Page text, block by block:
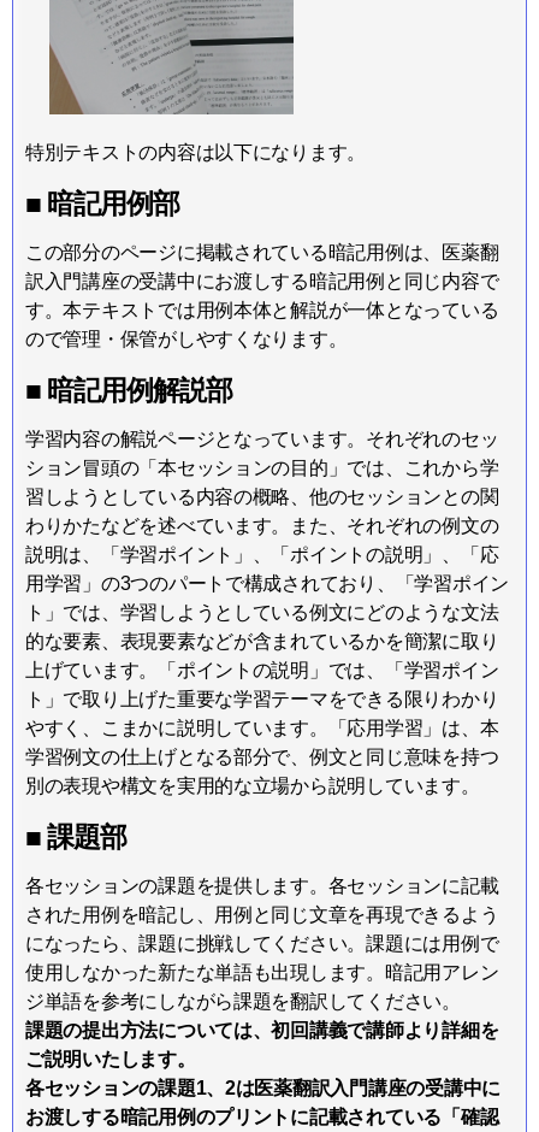
特別テキストの内容は以下になります。
■ 暗記用例部
この部分のページに掲載されている暗記用例は、医薬翻
訳入門講座の受講中にお渡しする暗記用例と同じ内容で
す。本テキストでは用例本体と解説が一体となっている
ので管理・保管がしやすくなります。
■ 暗記用例解説部
学習内容の解説ページとなっています。それぞれのセッ
ション冒頭の「本セッションの目的」では、これから学
習しようとしている内容の概略、他のセッションとの関
わりかたなどを述べています。また、それぞれの例文の
説明は、「学習ポイント」、「ポイントの説明」、「応
用学習」の3つのパートで構成されており、「学習ポイン
ト」では、学習しようとしている例文にどのような文法
的な要素、表現要素などが含まれているかを簡潔に取り
上げています。「ポイントの説明」では、「学習ポイン
ト」で取り上げた重要な学習テーマをできる限りわかり
やすく、こまかに説明しています。「応用学習」は、本
学習例文の仕上げとなる部分で、例文と同じ意味を持つ
別の表現や構文を実用的な立場から説明しています。
■ 課題部
各セッションの課題を提供します。各セッションに記載
された用例を暗記し、用例と同じ文章を再現できるよう
になったら、課題に挑戦してください。課題には用例で
使用しなかった新たな単語も出現します。暗記用アレン
ジ単語を参考にしながら課題を翻訳してください。
課題の提出方法については、初回講義で講師より詳細を
ご説明いたします。
各セッションの課題1、2は医薬翻訳入門講座の受講中に
お渡しする暗記用例のプリントに記載されている「確認